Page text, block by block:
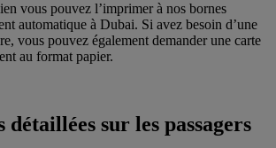
vous pouvez l’imprimer à nos bornes
automatique à Dubai. Si avez besoin d’une
vous pouvez également demander une carte
au format papier.
sur les passagers